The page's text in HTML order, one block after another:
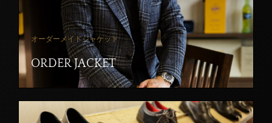
オーダーメイドジャケット
ORDER JACKET